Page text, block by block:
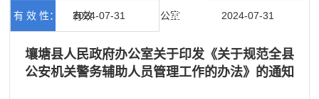
公室
期： 2024-07-31 期： 2024-07-31
有 效 性： 有效
壤塘县人民政府办公室关于印发《关于规范全县
公安机关警务辅助人员管理工作的办法》的通知